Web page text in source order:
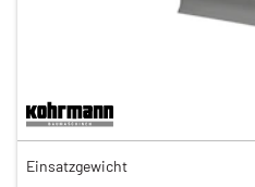
173,00 €
145,00 €
Einsatzgewicht